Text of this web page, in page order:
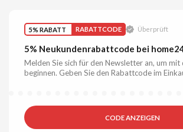
5% RABATT RABATTCODE Überprüft
5% Neukundenrabattcode bei
Melden Sie sich für den Newsletter an, um mit
beginnen. Geben Sie den Rabattcode im
CODE ANZEIGEN